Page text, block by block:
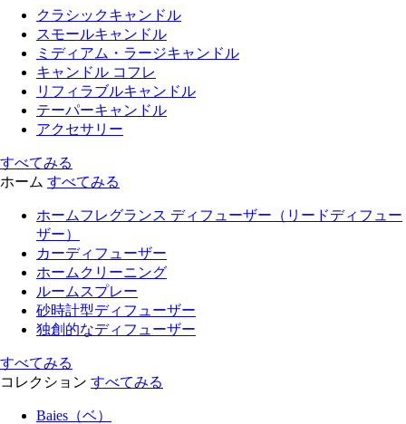
クラシックキャンドル
スモールキャンドル
ミディアム・ラージキャンドル
キャンドル コフレ
リフィラブルキャンドル
テーパーキャンドル
アクセサリー
すべてみる
ホーム すべてみる
ホームフレグランス ディフューザー（リードディフュー
ザー）
カーディフューザー
ホームクリーニング
ルームスプレー
砂時計型ディフューザー
独創的なディフューザー
すべてみる
コレクション すべてみる
Baies（ベ）